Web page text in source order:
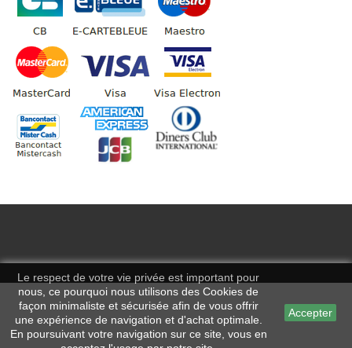
Le respect de votre vie privée est important pour
nous, ce pourquoi nous utilisons des Cookies de
façon minimaliste et sécurisée afin de vous offrir
une expérience de navigation et d'achat optimale.
En poursuivant votre navigation sur ce site, vous en
Accepter